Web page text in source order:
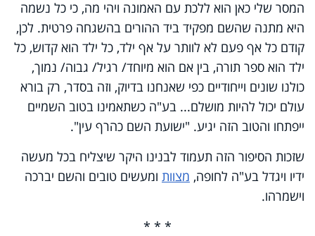
המסר שלי כאן הוא ללכת עם האמונה ויהי מה, כי כל נשמה
היא מתנה שהשם מפקיד ביד ההורים בהשגחה פרטית. לכן,
קודם כל אף פעם לא לוותר על אף ילד, כל ילד הוא קדוש, כל
ילד הוא ספר תורה, בין אם הוא מיוחד/ רגיל/ גבוה/ נמוך,
כולנו שונים וייחודיים כפי שאנחנו בדיוק, וזה בסדר, רק בורא
עולם יכול להיות מושלם... בע"ה כשתאמינו בטוב השמיים
ייפתחו והטוב הזה יגיע. "ישועת השם כהרף עין".
שזכות הסיפור הזה תעמוד לבנינו היקר שיצליח בכל מעשה
ידיו ויגדל בע"ה לחופה, מצוות ומעשים טובים והשם יברכה
וישמרהו.
* * *